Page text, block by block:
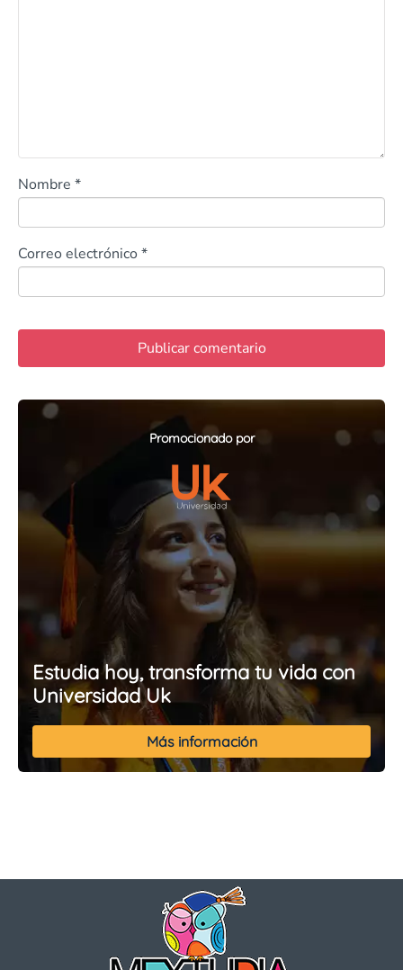
Promocionado por
Estudia hoy, transforma tu vida con
Universidad Uk
Más información
Nombre *
Correo electrónico *